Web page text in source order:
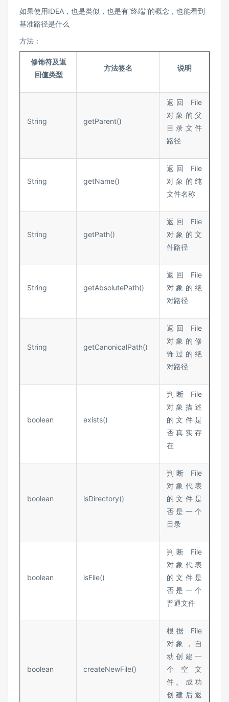
如果使用IDEA，也是类似，也是有“终端”的概念，也能看到
基准路径是什么
方法：
修饰符及返
回值类型
方法签名 说明
String getParent()
返回 File
对象的父
目录文件
路径
String getName()
返回 File
对象的纯
文件名称
String getPath()
返回 File
对象的文
件路径
String getAbsolutePath()
返回 File
对象的绝
对路径
String getCanonicalPath()
返回 File
对象的修
饰过的绝
对路径
boolean exists()
判断 File
对象描述
的文件是
否真实存
在
boolean isDirectory()
判断 File
对象代表
的文件是
否是一个
目录
boolean isFile()
判断 File
对象代表
的文件是
否是一个
普通文件
boolean createNewFile()
根据 File
对象，自
动创建一
个空文
件。成功
创建后返